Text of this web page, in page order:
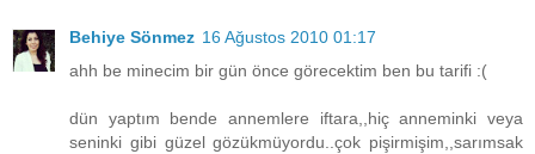
Behiye Sönmez 16 Ağustos 2010 01:17
ahh be minecim bir gün önce görecektim ben bu tarifi :(
dün yaptım bende annemlere iftara,,hiç anneminki veya
seninki gibi güzel gözükmüyordu..çok pişirmişim,,sarımsak